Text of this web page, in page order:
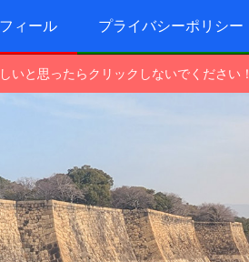
ィール プライバシーポリシー
と思ったらクリックしないでください！